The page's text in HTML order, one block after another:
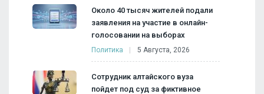
Около 40 тысяч жителей подали
заявления на участие в онлайн-
голосовании на выборах
Политика 5 Августа, 2026
Сотрудник алтайского вуза
пойдет под суд за фиктивное